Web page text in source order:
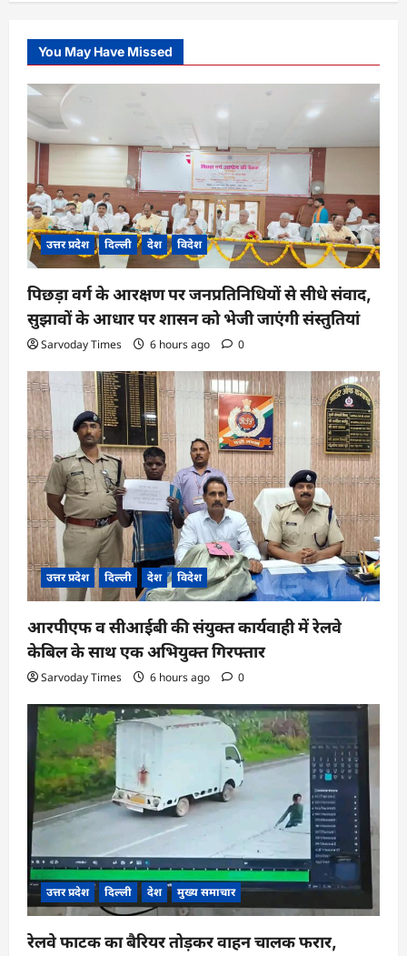
You May Have Missed
उत्तर प्रदेश दिल्ली देश विदेश
पिछड़ा वर्ग के आरक्षण पर जनप्रतिनिधियों से सीधे संवाद,
सुझावों के आधार पर शासन को भेजी जाएंगी संस्तुतियां
Sarvoday Times 6 hours ago 0
उत्तर प्रदेश दिल्ली देश विदेश
आरपीएफ व सीआईबी की संयुक्त कार्यवाही में रेलवे
केबिल के साथ एक अभियुक्त गिरफ्तार
Sarvoday Times 6 hours ago 0
उत्तर प्रदेश दिल्ली देश मुख्य समाचार
रेलवे फाटक का बैरियर तोड़कर वाहन चालक फरार,